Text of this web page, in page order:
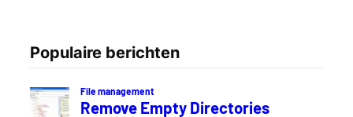
Populaire berichten